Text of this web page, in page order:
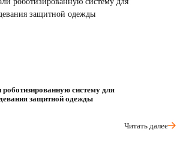
систему для
защитной одежды
Читать далее